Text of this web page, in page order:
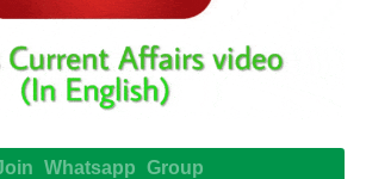
Whatsapp Group